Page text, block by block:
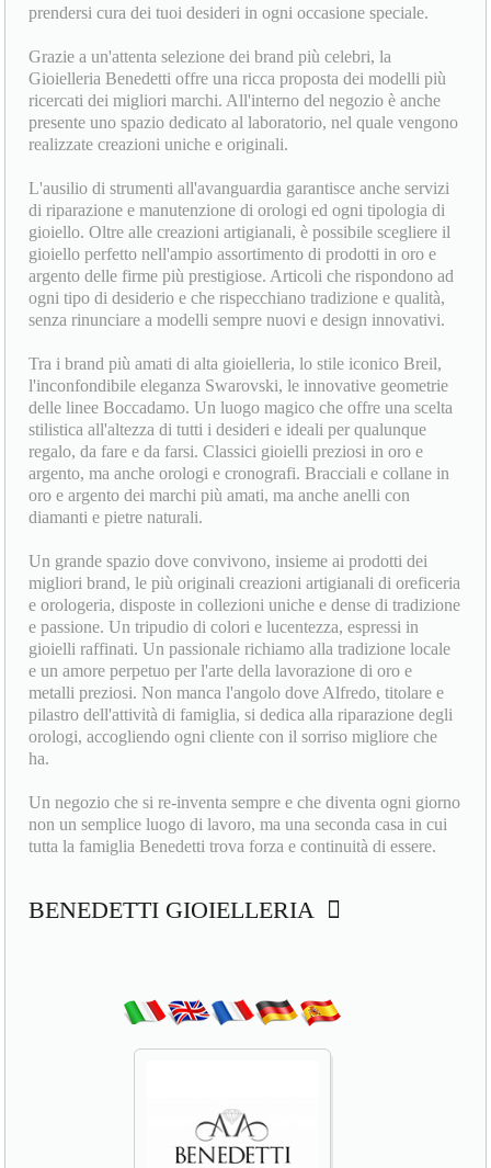
prendersi cura dei tuoi desideri in ogni occasione speciale.
Grazie a un'attenta selezione dei brand più celebri, la
Gioielleria Benedetti offre una ricca proposta dei modelli più
ricercati dei migliori marchi. All'interno del negozio è anche
presente uno spazio dedicato al laboratorio, nel quale vengono
realizzate creazioni uniche e originali.
L'ausilio di strumenti all'avanguardia garantisce anche servizi
di riparazione e manutenzione di orologi ed ogni tipologia di
gioiello. Oltre alle creazioni artigianali, è possibile scegliere il
gioiello perfetto nell'ampio assortimento di prodotti in oro e
argento delle firme più prestigiose. Articoli che rispondono ad
ogni tipo di desiderio e che rispecchiano tradizione e qualità,
senza rinunciare a modelli sempre nuovi e design innovativi.
Tra i brand più amati di alta gioielleria, lo stile iconico Breil,
l'inconfondibile eleganza Swarovski, le innovative geometrie
delle linee Boccadamo. Un luogo magico che offre una scelta
stilistica all'altezza di tutti i desideri e ideali per qualunque
regalo, da fare e da farsi. Classici gioielli preziosi in oro e
argento, ma anche orologi e cronografi. Bracciali e collane in
oro e argento dei marchi più amati, ma anche anelli con
diamanti e pietre naturali.
Un grande spazio dove convivono, insieme ai prodotti dei
migliori brand, le più originali creazioni artigianali di oreficeria
e orologeria, disposte in collezioni uniche e dense di tradizione
e passione. Un tripudio di colori e lucentezza, espressi in
gioielli raffinati. Un passionale richiamo alla tradizione locale
e un amore perpetuo per l'arte della lavorazione di oro e
metalli preziosi. Non manca l'angolo dove Alfredo, titolare e
pilastro dell'attività di famiglia, si dedica alla riparazione degli
orologi, accogliendo ogni cliente con il sorriso migliore che
ha.
Un negozio che si re-inventa sempre e che diventa ogni giorno
non un semplice luogo di lavoro, ma una seconda casa in cui
tutta la famiglia Benedetti trova forza e continuità di essere.
BENEDETTI GIOIELLERIA